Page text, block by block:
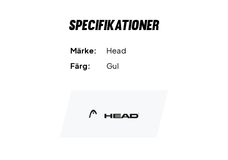
Specifikationer
Märke:
Head
Färg:
Gul